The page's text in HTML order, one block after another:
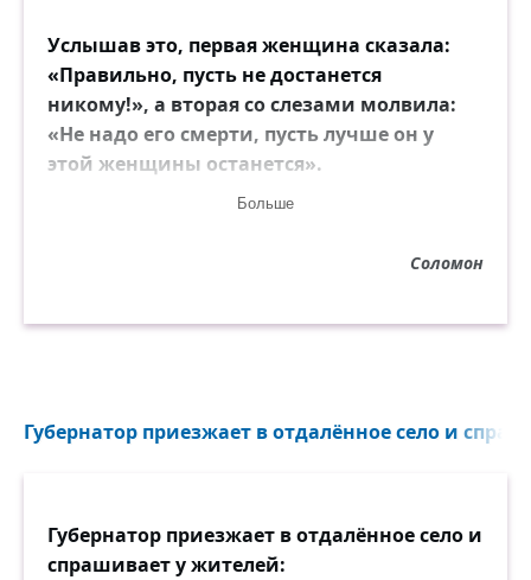
Услышав это, первая женщина сказала:
«Правильно, пусть не достанется
никому!», а вторая со слезами молвила:
«Не надо его смерти, пусть лучше он у
этой женщины останется».
Больше
Соломон
Губернатор приезжает в отдалённое село и
Губернатор приезжает в отдалённое село и
спрашивает у жителей: